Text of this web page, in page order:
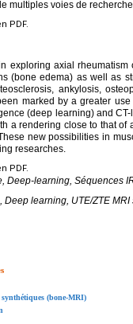
multiples voies de
PDF.
exploring axial
(bone edema) as well as
ankylosis,
marked by a greater
(deep learning) and
a rendering close to that of
new possibilities in
researches.
PDF.
Deep-learning , Séquences
learning, UTE/ZTE
(bone-MRI)